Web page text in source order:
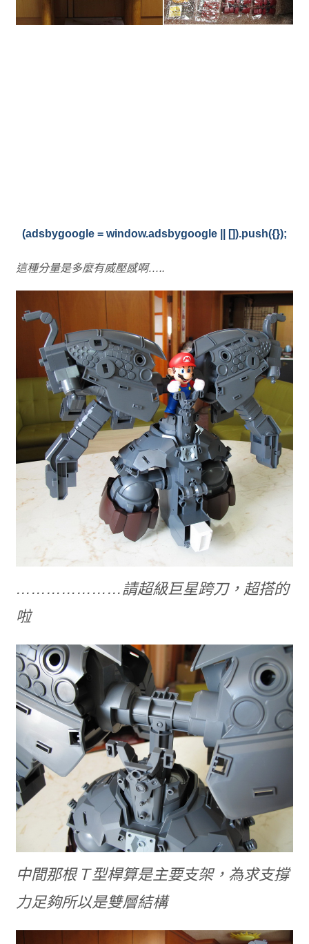
(adsbygoogle = window.adsbygoogle || []).push({});
這種分量是多麼有威壓感啊…..
…………………請超級巨星跨刀，超搭的
啦
中間那根Ｔ型桿算是主要支架，為求支撐
力足夠所以是雙層結構